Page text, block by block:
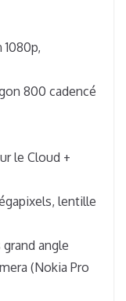
800 cadencé
le Cloud +
lentille
angle
(Nokia Pro